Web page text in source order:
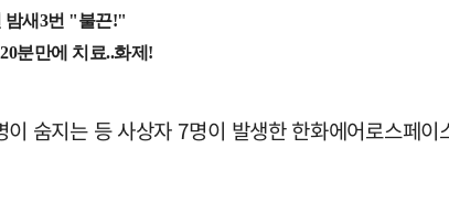
숨지는 등 사상자 7명이 발생한 한화에어로스페